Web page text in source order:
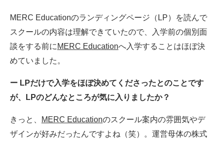
MERC Educationのランディングページ（LP）を読んで
スクールの内容は理解できていたので、入学前の個別面
談をする前に MERC Educationへ入学することはほぼ決
めていました。
ー LPだけで入学をほぼ決めてくださったとのことです
が、LPのどんなところが気に入りましたか？
きっと、 MERC Educationのスクール案内の雰囲気やデ
ザインが好みだったんですよね（笑）。運営母体の株式